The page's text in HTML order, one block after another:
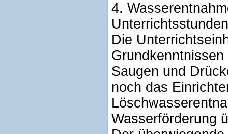
4.
Die
Saugen und
noch das
Wasserförderung